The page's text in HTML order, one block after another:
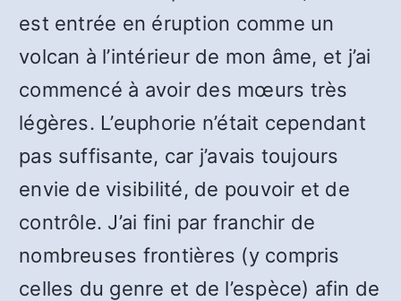
est entrée en éruption comme un
volcan à l’intérieur de mon âme, et j’ai
commencé à avoir des mœurs très
légères. L’euphorie n’était cependant
pas suffisante, car j’avais toujours
envie de visibilité, de pouvoir et de
contrôle. J’ai fini par franchir de
nombreuses frontières (y compris
celles du genre et de l’espèce) afin de